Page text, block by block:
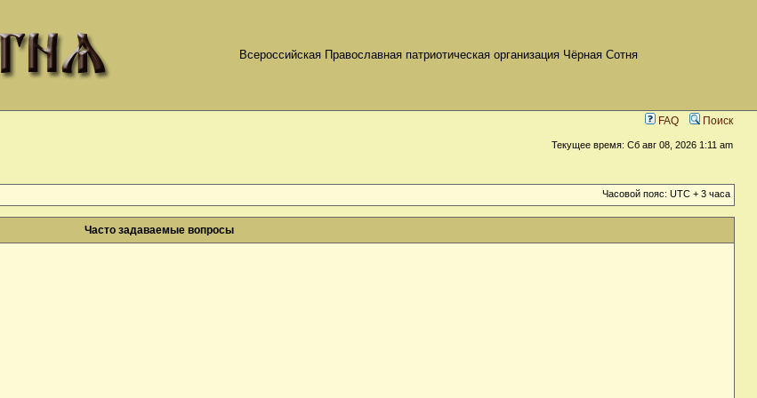
Всероссийская Православная патриотическая организация Чёрная Сотня
FAQ Поиск
Текущее время: Сб авг 08, 2026 1:11 am
Часовой пояс: UTC + 3 часа
Часто задаваемые вопросы